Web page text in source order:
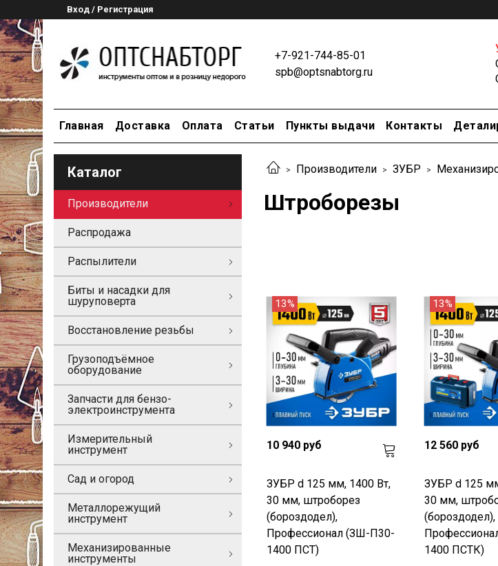
Вход / Регистрация
+7-921-744-85-01
spb@optsnabtorg.ru
Главная Доставка Оплата Статьи Пункты выдачи Контакты
Производители ЗУБР
Штроборезы
13%
10 940 руб
ЗУБР d 125 мм, 1400 Вт,
30 мм, штроборез
(бороздодел),
Профессионал (ЗШ-П30-
1400 ПСТ)
13%
12 560 руб
ЗУБР d 125
30 мм,
(бороздодел),
1400 ПСТК)
Каталог
Производители
Распродажа
Распылители
Биты и насадки для
шуруповерта
Восстановление резьбы
Грузоподъёмное
оборудование
Запчасти для бензо-
электроинструмента
Измерительный
инструмент
Сад и огород
Металлорежущий
инструмент
Механизированные
инструменты